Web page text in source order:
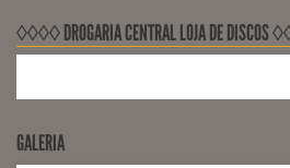
◊◊◊◊ DROGARIA CENTRAL LOJA DE DISCOS
GALERIA